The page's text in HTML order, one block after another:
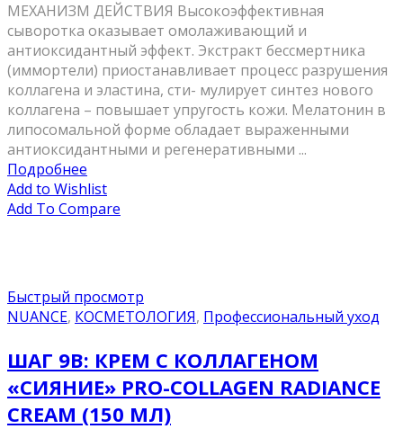
МЕХАНИЗМ ДЕЙСТВИЯ Высокоэффективная
сыворотка оказывает омолаживающий и
антиоксидантный эффект. Экстракт бессмертника
(иммортели) приостанавливает процесс разрушения
коллагена и эластина, сти- мулирует синтез нового
коллагена – повышает упругость кожи. Мелатонин в
липосомальной форме обладает выраженными
антиоксидантными и регенеративными ...
Подробнее
Add to Wishlist
Add To Compare
Быстрый просмотр
NUANCE, КОСМЕТОЛОГИЯ, Профессиональный уход
ШАГ 9B: КРЕМ С КОЛЛАГЕНОМ
«CИЯНИЕ» PRO-COLLAGEN RADIANCE
CREAM (150 МЛ)